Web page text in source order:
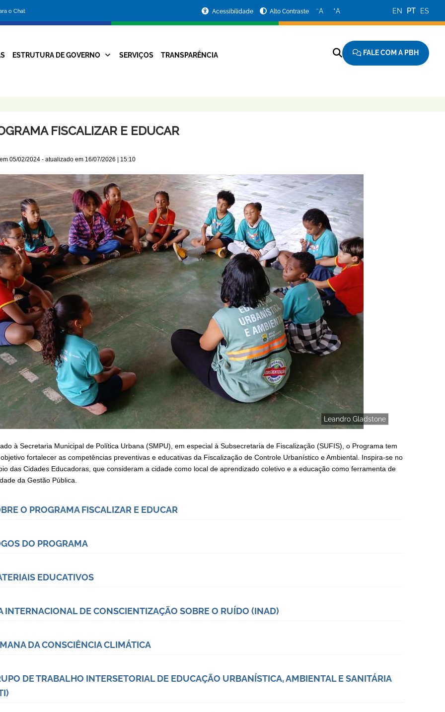
o Chat
da
Prefeitura
Acessibilidade Alto Contraste −A +A EN PT ES
Navegação
ESTRUTURA DE GOVERNO SERVIÇOS TRANSPARÊNCIA FALE COM A PBH
FISCALIZAR E EDUCAR
05/02/2024- atualizado em 16/07/2026 | 15:10
Leandro Gladstone
à Secretaria Municipal de Política Urbana (SMPU), em especial à Subsecretaria de Fiscalização (SUFIS), o Programa tem
fortalecer as competências preventivas e educativas da Fiscalização de Controle Urbanístico e Ambiental. Inspira-se no
das Cidades Educadoras, que consideram a cidade como local de aprendizado coletivo e a educação como ferramenta de
da Gestão Pública.
O PROGRAMA FISCALIZAR E EDUCAR
DO PROGRAMA
EDUCATIVOS
INTERNACIONAL DE CONSCIENTIZAÇÃO SOBRE O RUÍDO (INAD)
DA CONSCIÊNCIA CLIMÁTICA
DE TRABALHO INTERSETORIAL DE EDUCAÇÃO URBANÍSTICA, AMBIENTAL E SANITÁRIA